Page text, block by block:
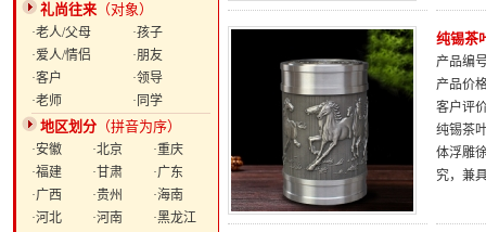
礼尚往来 （对象）
·老人/父母
·孩子
·爱人/情侣
·朋友
·客户
·领导
·老师
·同学
地区划分 （拼音为序）
·安徽 ·北京
·重庆
·福建
·甘肃
·广东
·广西
·贵州
·海南
·河北
·河南
·黑龙江
纯锡茶
产品编
产品价
客户评
纯锡茶
体浮雕
究，兼